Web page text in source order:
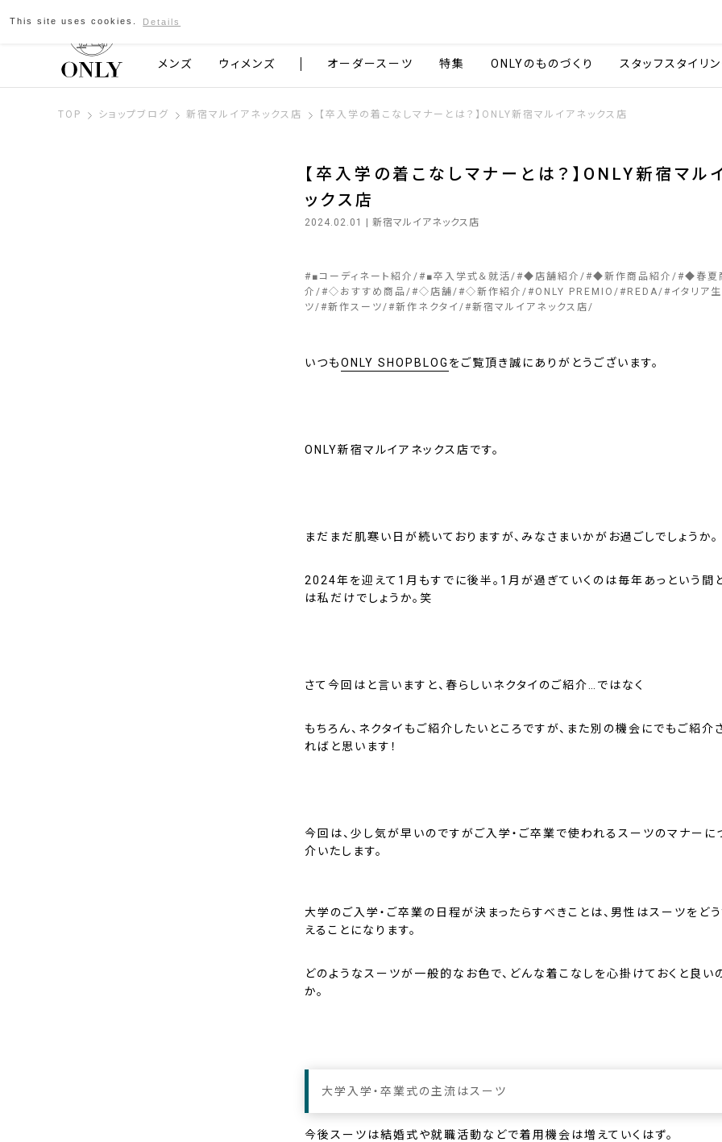
京都発のスーツブランド ONLY
メンズ ウィメンズ オーダースーツ 特集 ONLYのものづくり スタッフスタイリ
TOP ショップブログ 新宿マルイアネックス店 【卒入学の着こなしマナーとは？】ONLY新宿マルイアネックス店
【卒入学の着こなしマナーとは？】ONLY新宿マル
ックス店
2024.02.01 | 新宿マルイアネックス店
#■コーディネート紹介 #■卒入学式＆就活 #◆店舗紹介 #◆新作商品紹介 #◆春夏
介
#◇おすすめ商品 #◇店舗 #◇新作紹介 #ONLY PREMIO # REDA #イタリア
ツ
#新作スーツ #新作ネクタイ #新宿マルイアネックス店
いつもONLY SHOPBLOG をご覧頂き誠にありがとうございます。
ONLY新宿マルイアネックス店です。
まだまだ肌寒い日が続いておりますが、みなさまいかがお過ごしでしょうか。
2024年を迎えて1月もすでに後半。1月が過ぎていくのは毎年あっという間
は私だけでしょうか。笑
さて今回はと言いますと、春らしいネクタイのご紹介…ではなく
もちろん、ネクタイもご紹介したいところですが、また別の機会にでもご紹介
ればと思います！
今回は、少し気が早いのですがご入学・ご卒業で使われるスーツのマナーに
介いたします。
大学のご入学・ご卒業の日程が決まったらすべきことは、男性はスーツをど
えることになります。
どのようなスーツが一般的なお色で、どんな着こなしを心掛けておくと良い
か。
大学入学・卒業式の主流はスーツ
今後スーツは結婚式や就職活動などで着用機会は増えていくはず。
This site uses cookies. Details